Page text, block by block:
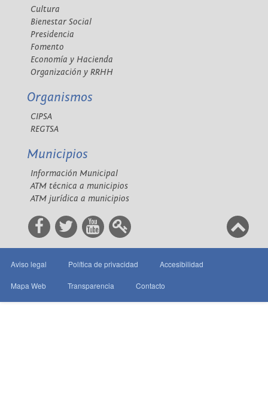
Cultura
Bienestar Social
Presidencia
Fomento
Economía y Hacienda
Organización y RRHH
Organismos
CIPSA
REGTSA
Municipios
Información Municipal
ATM técnica a municipios
ATM jurídica a municipios
Aviso legal Política de privacidad Accesibilidad
Mapa Web Transparencia Contacto